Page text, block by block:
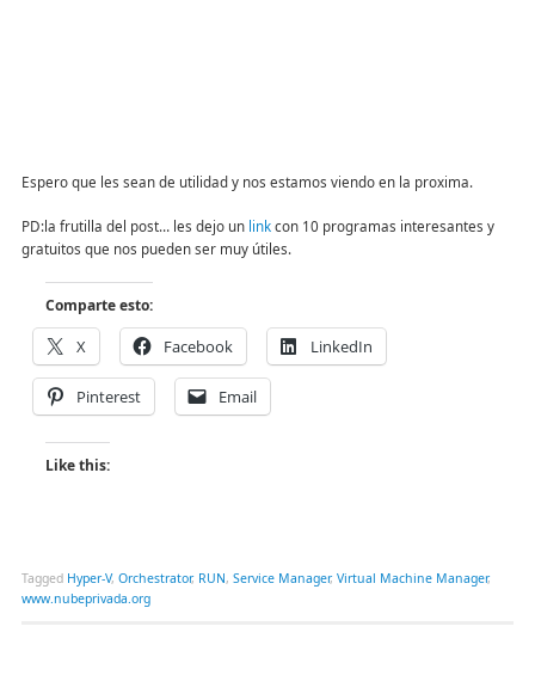
Espero que les sean de utilidad y nos estamos viendo en la proxima.
PD:la frutilla del post… les dejo un linkcon 10 programas interesantes y
gratuitos que nos pueden ser muy útiles.
Comparte esto:
X Facebook LinkedIn
Pinterest Email
Like this:
Tagged Hyper-V, Orchestrator, RUN, Service Manager, Virtual Machine Manager,
www.nubeprivada.org